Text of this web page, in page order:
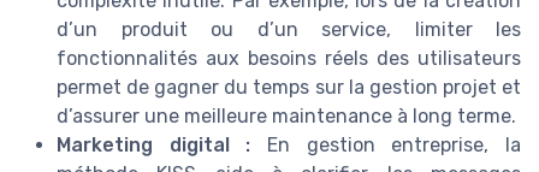
d’un produit ou d’un service, limiter les
fonctionnalités aux besoins réels des utilisateurs
permet de gagner du temps sur la gestion projet et
d’assurer une meilleure maintenance à long terme.
Marketing digital : En gestion entreprise, la